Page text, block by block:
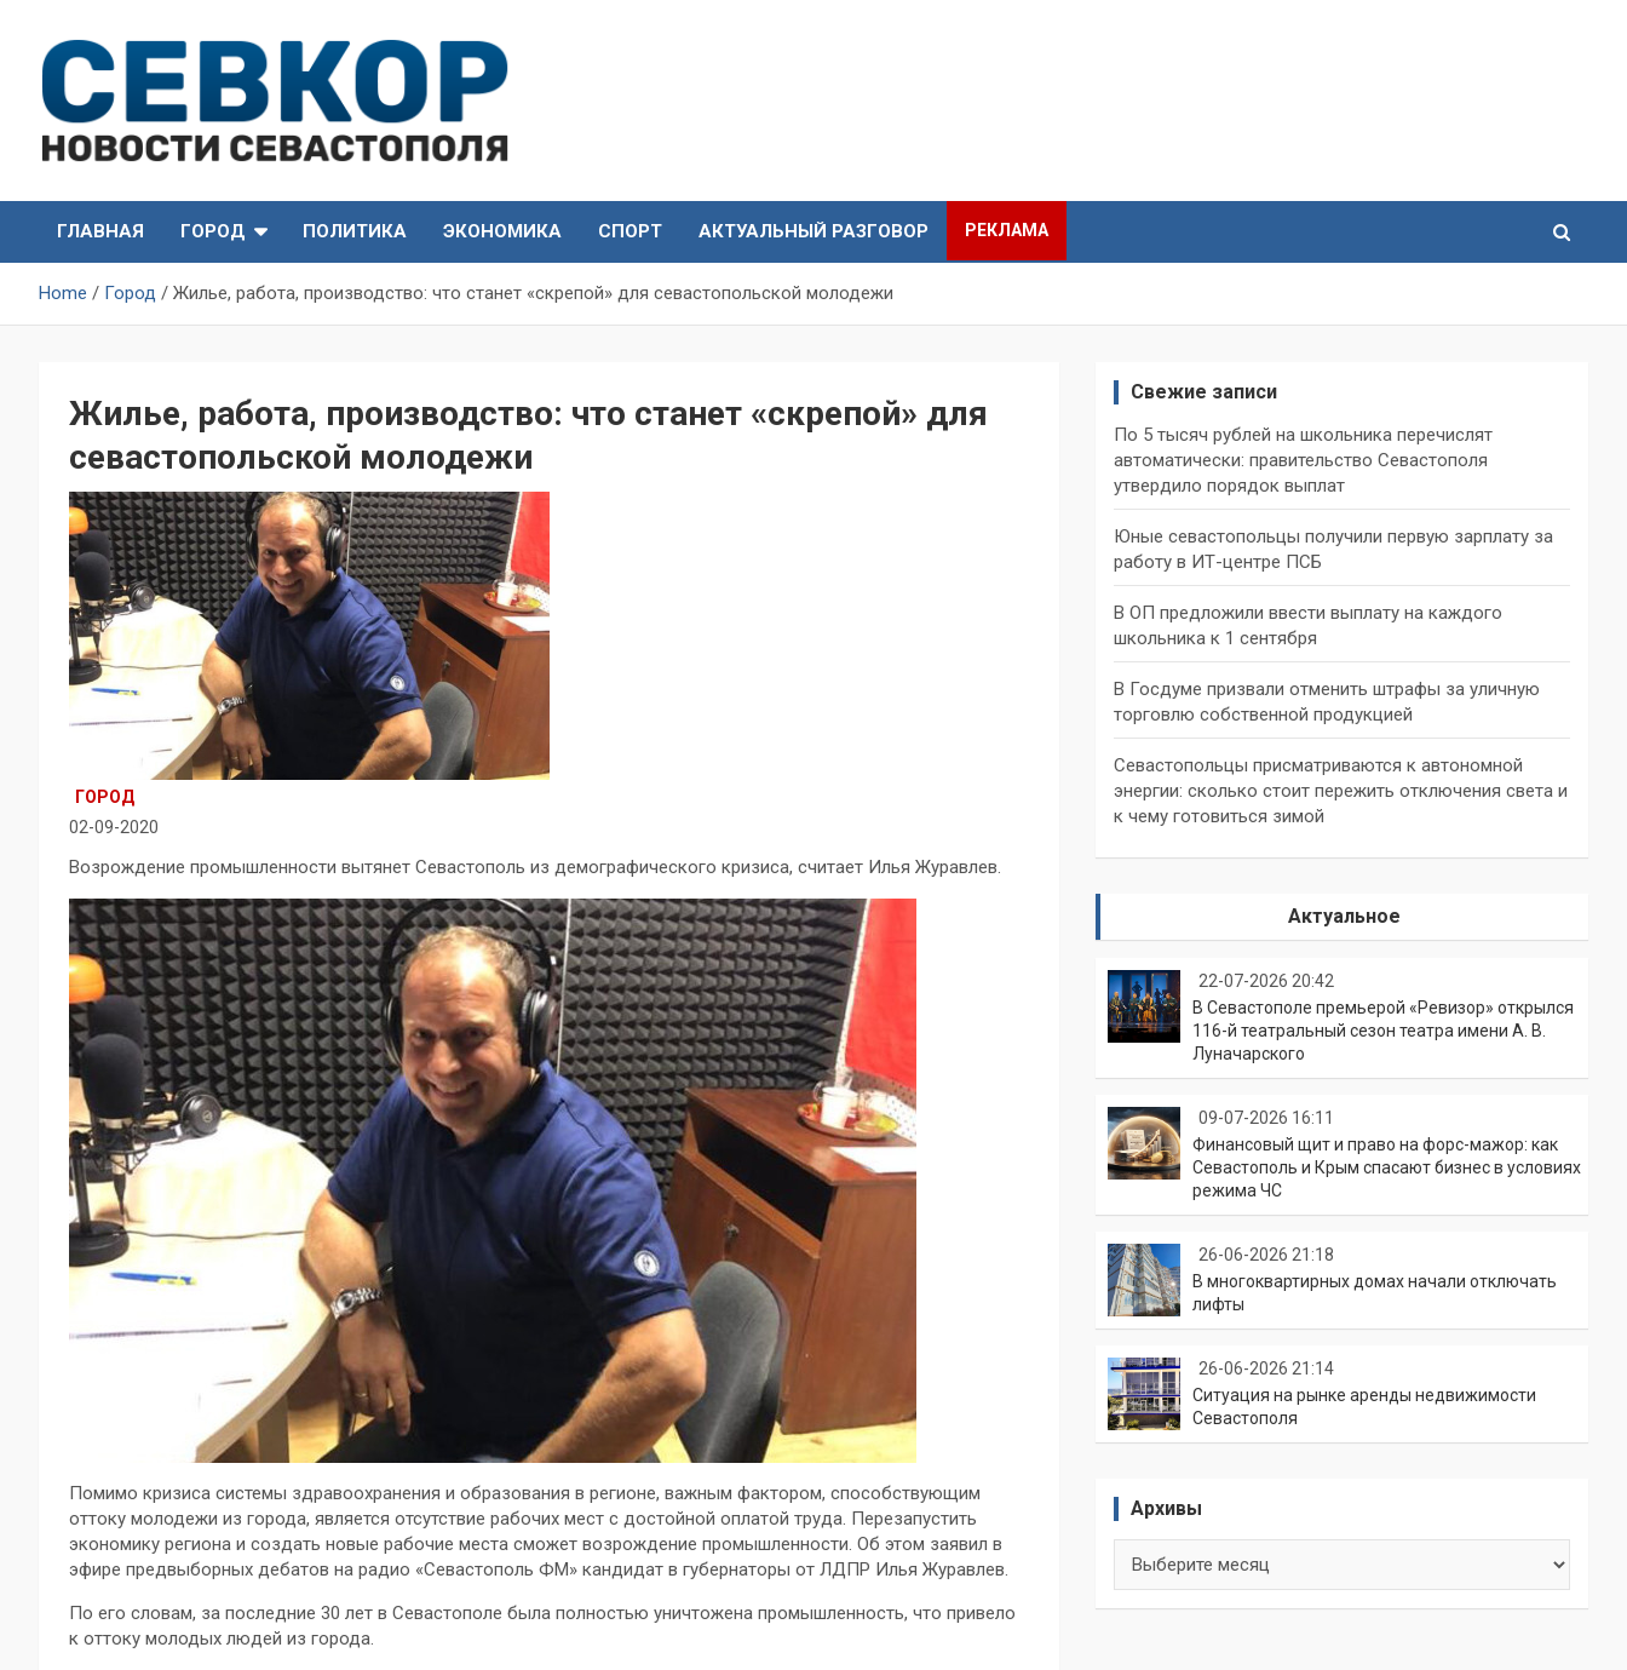
content
СевКор — Новости
Севастополя
Севастополя
ГЛАВНАЯ
ГОРОД ПОЛИТИКА ЭКОНОМИКА СПОРТ АКТУАЛЬНЫЙ РАЗГОВОР РЕКЛАМА
Home Город Жилье, работа, производство: что станет «скрепой» для севастопольской молодежи
Жилье, работа, производство: что станет «скрепой» для
севастопольской молодежи
ГОРОД
02-09-2020
Возрождение промышленности вытянет Севастополь из демографического кризиса, считает Илья Журавлев.
Помимо кризиса системы здравоохранения и образования в регионе, важным фактором, способствующим
оттоку молодежи из города, является отсутствие рабочих мест с достойной оплатой труда. Перезапустить
экономику региона и создать новые рабочие места сможет возрождение промышленности. Об этом заявил в
эфире предвыборных дебатов на радио «Севастополь ФМ» кандидат в губернаторы от ЛДПР Илья Журавлев.
По его словам, за последние 30 лет в Севастополе была полностью уничтожена промышленность, что привело
к оттоку молодых людей из города.
Свежие записи
По 5 тысяч рублей на школьника перечислят
автоматически: правительство Севастополя
утвердило порядок выплат
Юные севастопольцы получили первую зарплату за
работу в ИТ-центре ПСБ
В ОП предложили ввести выплату на каждого
школьника к 1 сентября
В Госдуме призвали отменить штрафы за уличную
торговлю собственной продукцией
Севастопольцы присматриваются к автономной
энергии: сколько стоит пережить отключения света и
к чему готовиться зимой
Актуальное
22-07-2026 20:42
В Севастополе премьерой «Ревизор» открылся
116-й театральный сезон театра имени А. В.
Луначарского
09-07-2026 16:11
Финансовый щит и право на форс-мажор: как
Севастополь и Крым спасают бизнес в условиях
режима ЧС
26-06-2026 21:18
В многоквартирных домах начали отключать
лифты
26-06-2026 21:14
Ситуация на рынке аренды недвижимости
Севастополя
Архивы